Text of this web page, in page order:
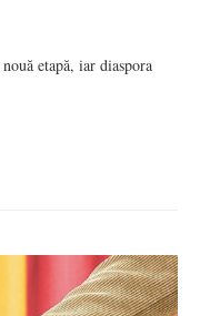
etapă, iar diaspora